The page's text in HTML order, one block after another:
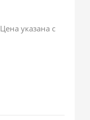
Цена указана с